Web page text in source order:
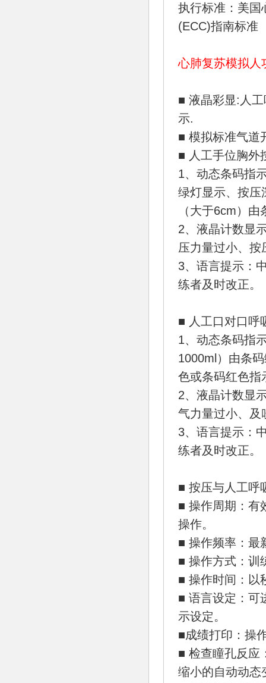
执行标准：美国
(ECC)指南标准
心肺复苏模拟人
■ 液晶彩显:人
示.
■ 模拟标准气道
■ 人工手位胸外
1、动态条码指
绿灯显示、按压
（大于6cm）
2、液晶计数显
压力量过小、
3、语言提示：
练者及时改正。
■ 人工口对口呼
1、动态条码指
1000ml）由条
色或条码红色指
2、液晶计数显
气力量过小、及
3、语言提示：
练者及时改正。
■ 按压与人工呼
■ 操作周期：有
操作。
■ 操作频率：最
■ 操作方式：训
■ 操作时间：以
■ 语言设定：可
示设定。
■成绩打印：操
■ 检查瞳孔反应
缩小的自动动态